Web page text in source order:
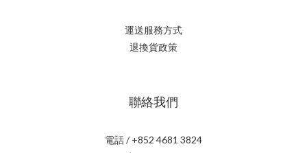
運送服務方式
退換貨政策
聯絡我們
電話 / +852 4681 3824